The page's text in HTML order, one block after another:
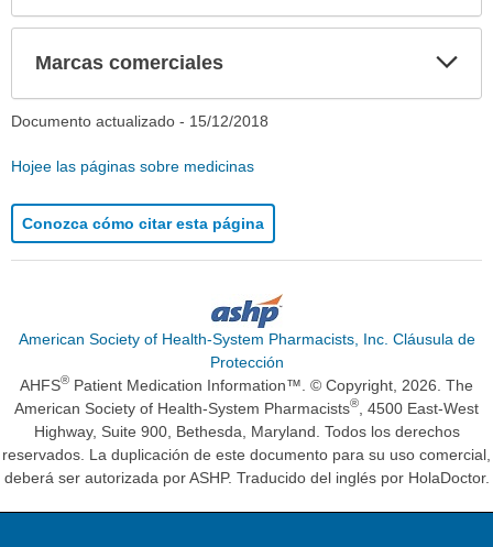
Marcas comerciales
Documento actualizado - 15/12/2018
Hojee las páginas sobre medicinas
Conozca cómo citar esta página
American Society of Health-System Pharmacists, Inc. Cláusula de
Protección
AHFS® Patient Medication Information™. © Copyright, 2026. The
American Society of Health-System Pharmacists®
, 4500 East-West
Highway, Suite 900, Bethesda, Maryland. Todos los derechos
reservados. La duplicación de este documento para su uso comercial,
deberá ser autorizada por ASHP. Traducido del inglés por HolaDoctor.